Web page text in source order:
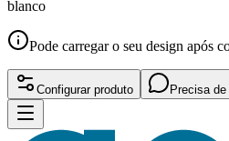
blanco
Pode carregar o seu design após
Configurar produto Precisa de